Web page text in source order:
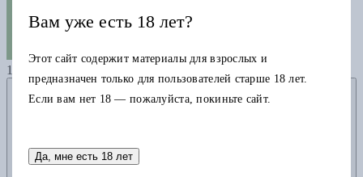
Трихорн уменьшается
1170
Добавить в избранное
Вам уже есть 18 лет?
Этот сайт содержит материалы для взрослых и
предназначен только для пользователей старше 18 лет.
Если вам нет 18 — пожалуйста, покиньте сайт.
Да, мне есть 18 лет